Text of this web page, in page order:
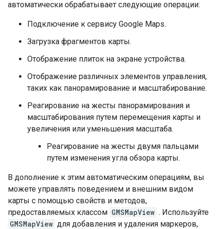
автоматически обрабатывает следующие операции:
Подключение к сервису Google Maps.
Загрузка фрагментов карты.
Отображение плиток на экране устройства.
Отображение различных элементов управления,
таких как панорамирование и масштабирование.
Реагирование на жесты панорамирования и
масштабирования путем перемещения карты и
увеличения или уменьшения масштаба.
Реагирование на жесты двумя пальцами
путем изменения угла обзора карты.
В дополнение к этим автоматическим операциям, вы
можете управлять поведением и внешним видом
карты с помощью свойств и методов,
предоставляемых классом GMSMapView . Используйте
GMSMapView для добавления и удаления маркеров,